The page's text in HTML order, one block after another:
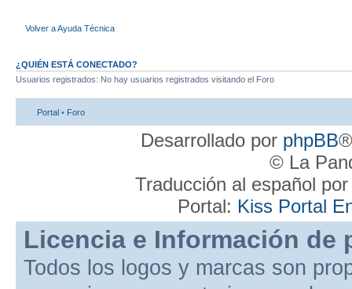
Volver a Ayuda Técnica
¿QUIÉN ESTÁ CONECTADO?
Usuarios registrados: No hay usuarios registrados visitando el Foro
Portal • Foro
Desarrollado por phpBB
© La
Traducción al español
Portal: Kiss Portal
Licencia e Información de
Todos los logos y marcas son